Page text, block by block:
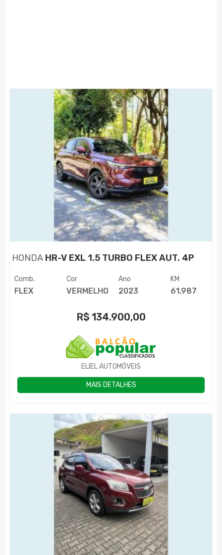
HONDA HR-V EXL 1.5 TURBO FLEX AUT. 4P
Comb.
FLEX
Cor
VERMELHO
Ano
2023
KM
61.987
R$ 134.900,00
ELIEL AUTOMÓVEIS
MAIS DETALHES